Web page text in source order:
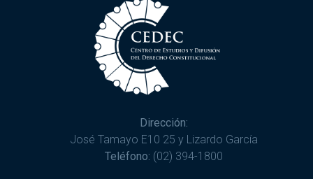
Dirección:
José Tamayo E10 25 y Lizardo García
Teléfono: (02) 394-1800